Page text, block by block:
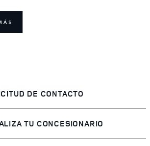
DE CONTACTO
TU CONCESIONARIO